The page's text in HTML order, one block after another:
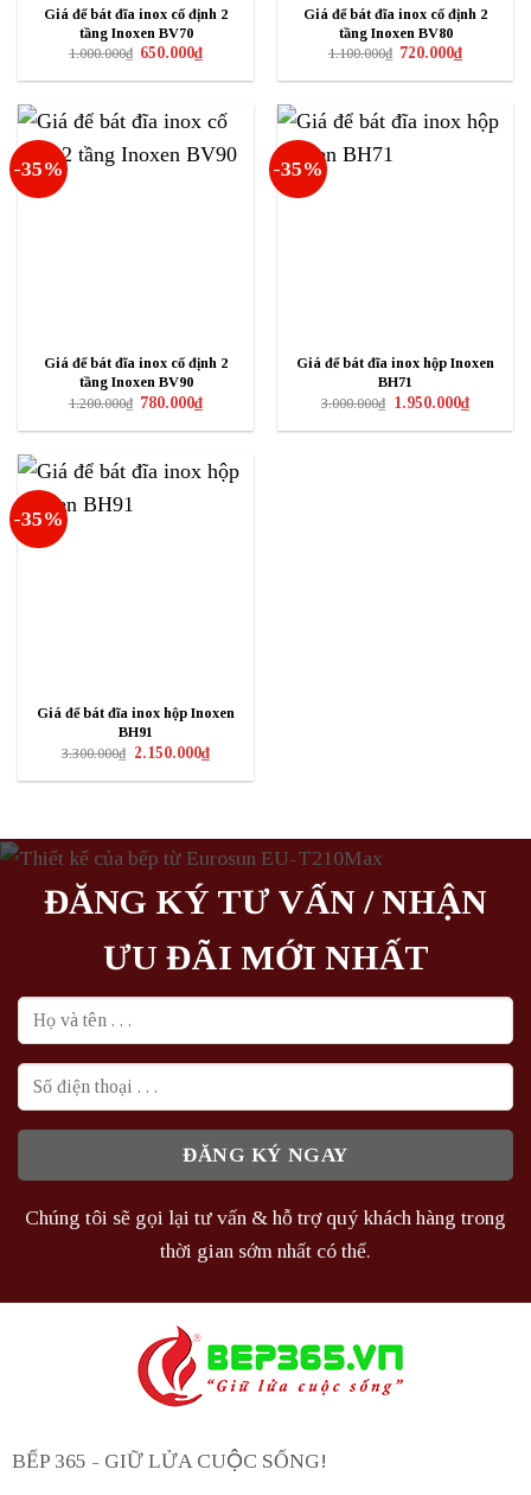
Giá để bát đĩa inox cố định 2
tầng Inoxen BV70
1.000.000₫ Giá
là:
650.000₫Giá
hiện
tại
Giá để bát đĩa inox cố định 2
tầng Inoxen BV80
1.100.000₫ Giá
là:
720.000₫Giá
hiện
tại
-35%
Giá để bát đĩa inox cố định 2
tầng Inoxen BV90
1.200.000₫ Giá
là:
780.000₫Giá
hiện
tại
-35%
Giá để bát đĩa inox hộp Inoxen
BH71
3.000.000₫ Giá
là:
1.950.000₫Giá
hiện
tại
-35%
Giá để bát đĩa inox hộp Inoxen
BH91
3.300.000₫ Giá
là:
2.150.000₫Giá
hiện
tại
ĐĂNG KÝ TƯ VẤN / NHẬN
ƯU ĐÃI MỚI NHẤT
Chúng tôi sẽ gọi lại tư vấn & hỗ trợ quý khách hàng trong
thời gian sớm nhất có thể.
BẾP 365 - GIỮ LỬA CUỘC SỐNG!